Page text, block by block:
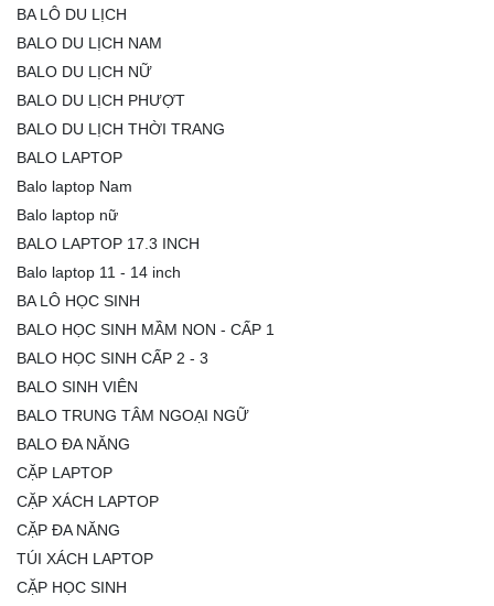
BA LÔ DU LỊCH
BALO DU LỊCH NAM
BALO DU LỊCH NỮ
BALO DU LỊCH PHƯỢT
BALO DU LỊCH THỜI TRANG
BALO LAPTOP
Balo laptop Nam
Balo laptop nữ
BALO LAPTOP 17.3 INCH
Balo laptop 11 - 14 inch
BA LÔ HỌC SINH
BALO HỌC SINH MẦM NON - CẤP 1
BALO HỌC SINH CẤP 2 - 3
BALO SINH VIÊN
BALO TRUNG TÂM NGOẠI NGỮ
BALO ĐA NĂNG
CẶP LAPTOP
CẶP XÁCH LAPTOP
CẶP ĐA NĂNG
TÚI XÁCH LAPTOP
CẶP HỌC SINH